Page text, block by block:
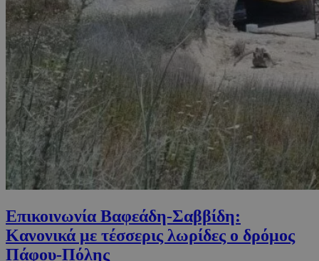
Επικοινωνία Βαφεάδη-Σαββίδη:
Κανονικά με τέσσερις λωρίδες ο δρόμος
Πάφου-Πόλης